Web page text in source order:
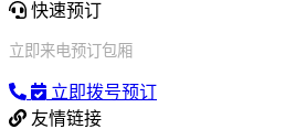
快速预订
立即来电预订包厢
立即拨号预订
友情链接